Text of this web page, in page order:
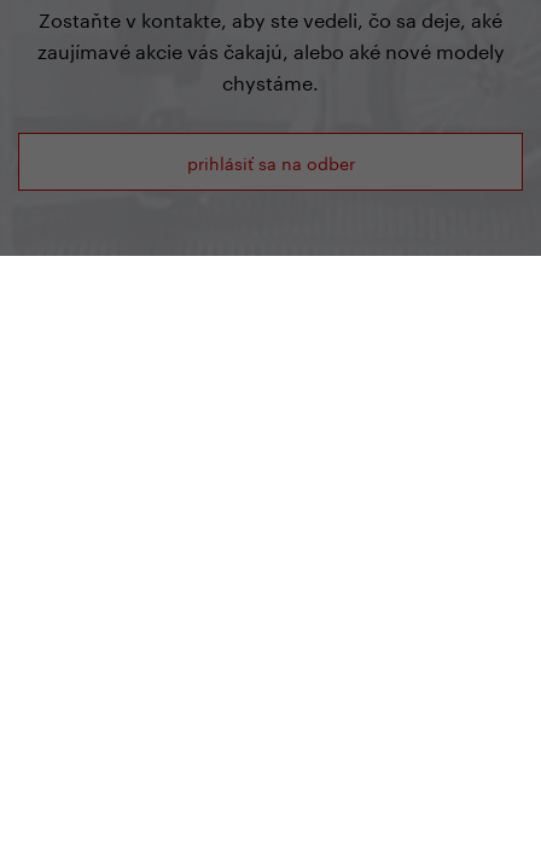
Zostaňte v kontakte, aby ste vedeli, čo sa deje, aké
zaujímavé akcie vás čakajú, alebo aké nové modely
chystáme.
prihlásiť sa na odber